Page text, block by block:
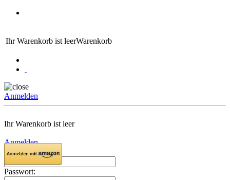
Ihr Warenkorb ist leerWarenkorb
Anmelden
Ihr Warenkorb ist leer
Anmelden
Email:
Passwort: